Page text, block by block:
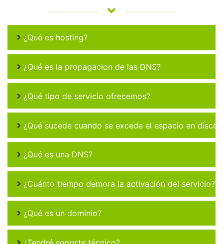
¿Qué es hosting?
¿Qué es la propagacion de las DNS?
¿Qué tipo de servicio ofrecemos?
¿Qué sucede cuando se excede el espacio en disco
¿Qué es una DNS?
¿Cuánto tiempo demora la activación del servicio?
¿Qué es un dominio?